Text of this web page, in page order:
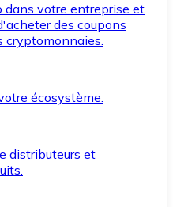
dans votre entreprise et
des coupons
cryptomonnaies.
écosystème.
distributeurs et